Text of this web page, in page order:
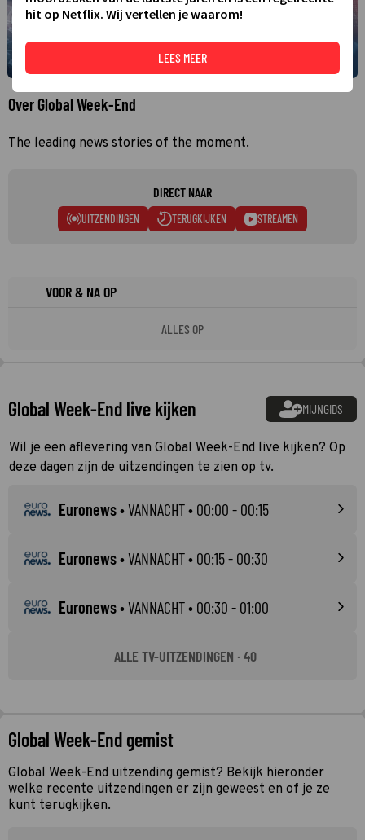
Over Global Week-End
The leading news stories of the moment.
DIRECT NAAR
UITZENDINGEN TERUGKIJKEN STREAMEN
VOOR & NA OP
ALLES OP
Global Week-End live kijken MIJNGIDS
Wil je een aflevering van Global Week-End live kijken? Op
deze dagen zijn de uitzendingen te zien op tv.
Euronews•VANNACHT• 00:00 - 00:15
Euronews•VANNACHT• 00:15 - 00:30
Euronews•VANNACHT• 00:30 - 01:00
ALLE TV-UITZENDINGEN · 40
Global Week-End gemist
Global Week-End uitzending gemist? Bekijk hieronder
welke recente uitzendingen er zijn geweest en of je ze
kunt terugkijken.
hit op Netflix. Wij vertellen je waarom!
LEES MEER